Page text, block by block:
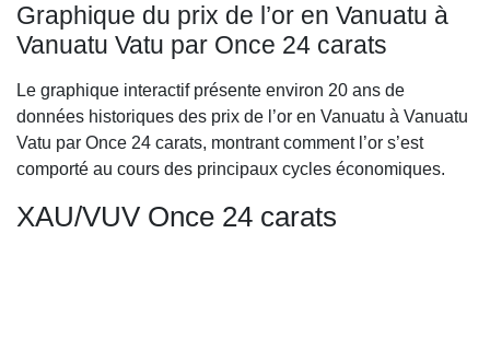
Graphique du prix de l’or en Vanuatu à
Vanuatu Vatu par Once 24 carats
Le graphique interactif présente environ 20 ans de
données historiques des prix de l’or en Vanuatu à Vanuatu
Vatu par Once 24 carats, montrant comment l’or s’est
comporté au cours des principaux cycles économiques.
XAU/VUV Once 24 carats